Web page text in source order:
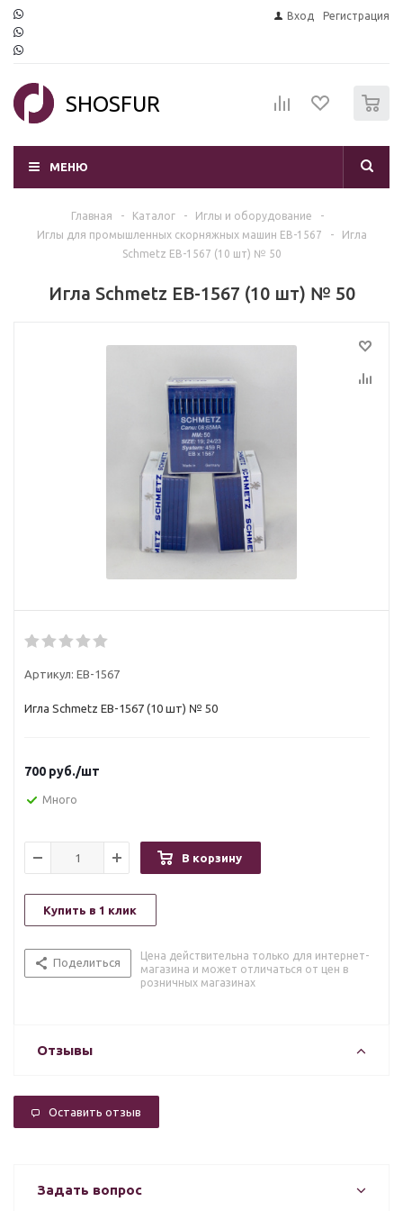
Вход Регистрация
SHOSFUR
МЕНЮ
Главная - Каталог - Иглы и оборудование
-
Иглы для промышленных скорняжных машин EB-1567
-
Игла
Schmetz EB-1567 (10 шт) № 50
Игла Schmetz EB-1567 (10 шт) № 50
Артикул: EB-1567
Игла Schmetz EB-1567 (10 шт) № 50
700 руб./шт
Много
В корзину
Купить в 1 клик
Поделиться
Цена действительна только для интернет-
магазина и может отличаться от цен в
розничных магазинах
Отзывы
Оставить отзыв
Задать вопрос